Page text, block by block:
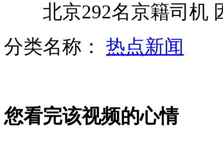
北京292名京籍司机
分类名称： 热点新闻
您看完该视频的心情